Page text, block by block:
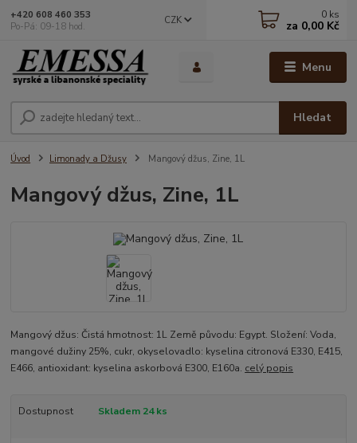
Menu
CZK
Hledat
+420 608 460 353
Po-Pá: 09-18 hod.
0 ks
za 0,00 Kč
Úvod Limonady a Džusy Mangový džus, Zine, 1L
Mangový džus, Zine, 1L
Mangový džus: Čistá hmotnost: 1L Země původu: Egypt. Složení: Voda,
mangové dužiny 25%, cukr, okyselovadlo: kyselina citronová E330, E415,
E466, antioxidant: kyselina askorbová E300, E160a. celý popis
Dostupnost Skladem 24 ks